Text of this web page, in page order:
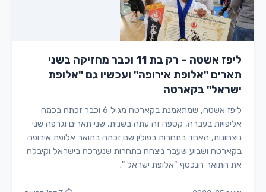
ליפז אשטה – רק בת 11 וכבר מחזיקה בשני
תארים "אלופת אירופה" ועכשיו גם "אלופת
ישראל" בקארטה
ליפז אשטה, שמתאמנת בקארטה מגיל 6 וכבר זכתה בכמה
אליפויות בעברה, קטפה זה עתה בשנית, שני תארים וגרפה שני
ניצחונות, האחד בתחרות בפולין שם זכתה בתואר אלופת אירופה
בקארטה ושבוע שעבר ניצחה בתחרות שנערכה בישראל וקיבלה
את התואר הנכסף "אלופת ישראל ".